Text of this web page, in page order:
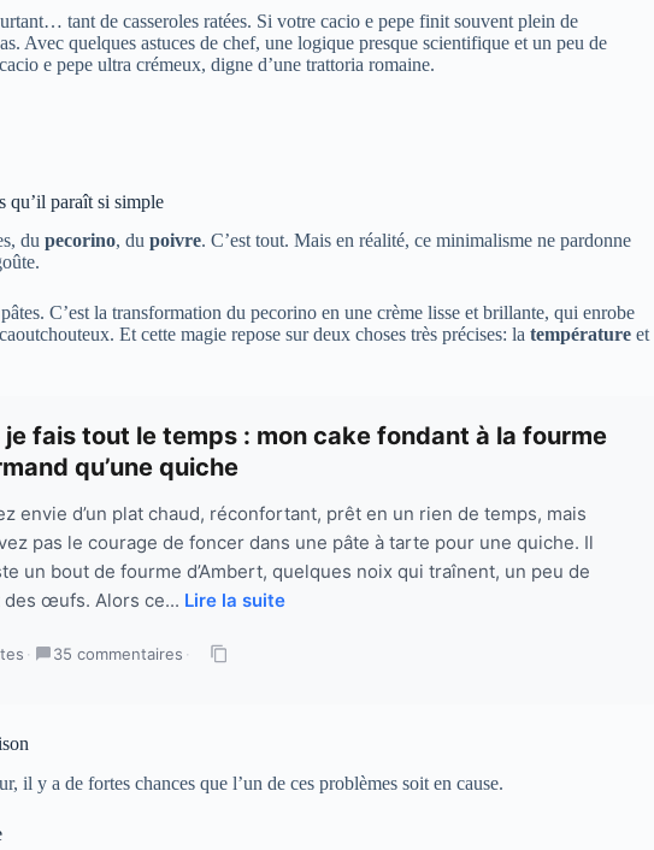
tant de casseroles ratées. Si votre cacio e pepe finit souvent plein de
Avec quelques astuces de chef, une logique presque scientifique et un peu de
e pepe ultra crémeux, digne d’une trattoria romaine.
paraît si simple
du pecorino, du poivre. C’est tout. Mais en réalité, ce minimalisme ne pardonne
C’est la transformation du pecorino en une crème lisse et brillante, qui enrobe
Et cette magie repose sur deux choses très précises: la température et
fais tout le temps : mon cake fondant à la fourme
qu’une quiche
envie d’un plat chaud, réconfortant, prêt en un rien de temps, mais
pas le courage de foncer dans une pâte à tarte pour une quiche. Il
un bout de fourme d’Ambert, quelques noix qui traînent, un peu de
des œufs. Alors ce... Lire la suite
· 35 commentaires ·
il y a de fortes chances que l’un de ces problèmes soit en cause.